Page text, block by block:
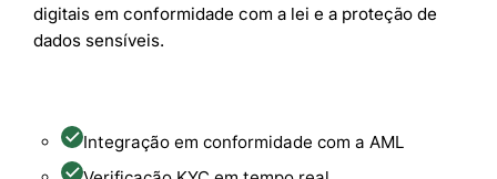
digitais em conformidade com a lei e a proteção de
dados sensíveis.
Integração em conformidade com a AML